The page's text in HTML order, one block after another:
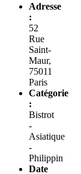
Adresse
:
52
Rue
Saint-
Maur,
75011
Paris
Catégorie
:
Bistrot
-
Asiatique
-
Philippin
Date